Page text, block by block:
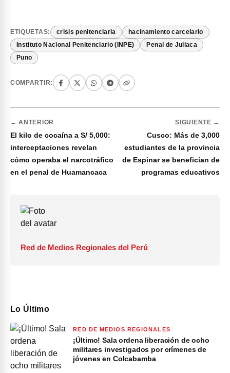
ETIQUETAS: crisis penitenciaria hacinamiento carcelario
Instituto Nacional Penitenciario (INPE) Penal de Juliaca
Puno
COMPARTIR:
← ANTERIOR
El kilo de cocaína a S/ 5,000:
interceptaciones revelan
cómo operaba el narcotráfico
en el penal de Huamancaca
SIGUIENTE →
Cusco: Más de 3,000
estudiantes de la provincia
de Espinar se benefician de
programas educativos
Red de Medios Regionales del Perú
Lo Último
RED DE MEDIOS REGIONALES
¡Último! Sala ordena liberación de ocho
militares investigados por crímenes de
jóvenes en Colcabamba